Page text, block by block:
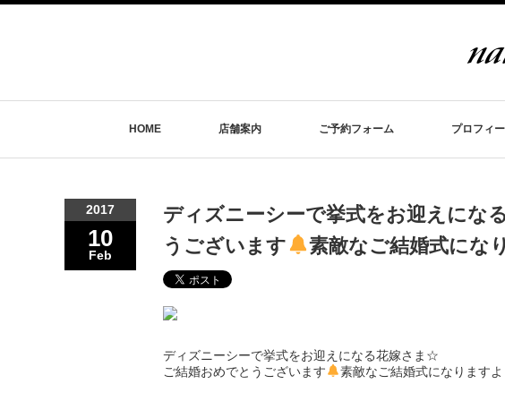
HOME 店舗案内 ご予約フォーム プロフィ
2017
10
Feb
ディズニーシーで挙式をお迎えにな
うございます
素敵なご結婚式にな
ディズニーシーで挙式をお迎えになる花嫁さま☆
ご結婚おめでとうございます
素敵なご結婚式になります